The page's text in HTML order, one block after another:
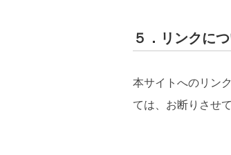
５．リンクに
本サイトへのリン
ては、お断りさせ